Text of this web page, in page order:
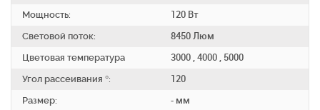
Мощность:
120 Вт
Световой поток:
8450 Люм
Цветовая температура
3000 , 4000 , 5000
Угол рассеивания °:
120
Размер:
- мм